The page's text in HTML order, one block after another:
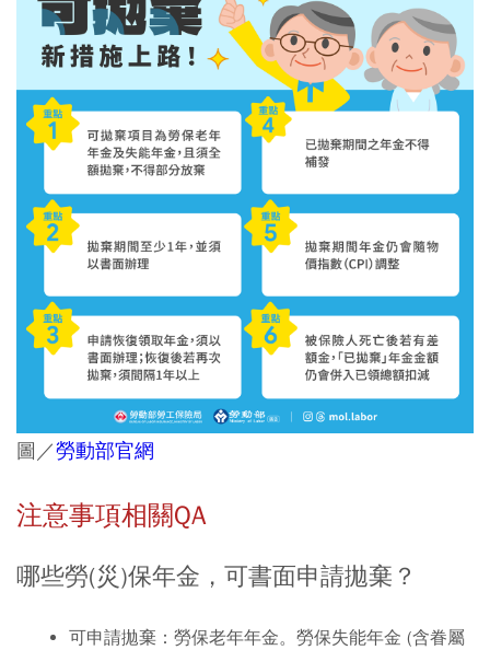
圖／勞動部官網
注意事項相關QA
哪些勞(災)保年金，可書面申請拋棄？
可申請拋棄： 勞保老年年金。勞保失能年金 (含眷屬